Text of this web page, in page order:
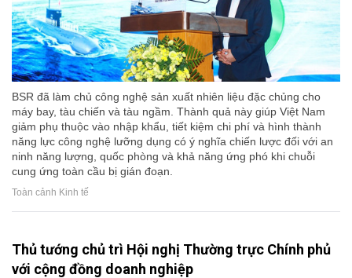
BSR đã làm chủ công nghệ sản xuất nhiên liệu đặc chủng cho
máy bay, tàu chiến và tàu ngầm. Thành quả này giúp Việt Nam
giảm phụ thuộc vào nhập khẩu, tiết kiệm chi phí và hình thành
năng lực công nghệ lưỡng dụng có ý nghĩa chiến lược đối với an
ninh năng lượng, quốc phòng và khả năng ứng phó khi chuỗi
cung ứng toàn cầu bị gián đoạn.
Toàn cảnh Kinh tế
Thủ tướng chủ trì Hội nghị Thường trực Chính phủ
với cộng đồng doanh nghiệp